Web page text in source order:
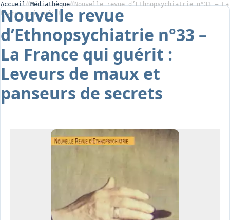
Association
Centre de Soin
Osiris
Interprétariat
Centre
Accueil Médiathèque
Nouvelle revue d’Ethnopsychiatrie n°33 – La
France qui guérit :…
Nouvelle revue
d’Ethnopsychiatrie n°33 –
La France qui guérit :
Leveurs de maux et
panseurs de secrets